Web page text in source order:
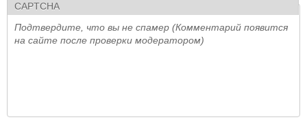
CAPTCHA
Подтвердите, что вы не спамер (Комментарий появится
на сайте после проверки модератором)